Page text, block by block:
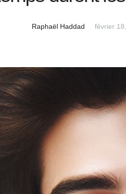
Raphaël Haddad février